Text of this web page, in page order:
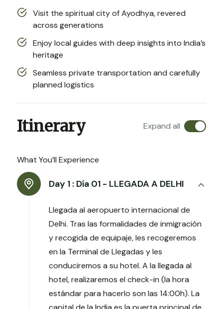
Visit the spiritual city of Ayodhya, revered
across generations
Enjoy local guides with deep insights into India’s
heritage
Seamless private transportation and carefully
planned logistics
Itinerary Expand all
What You’ll Experience
Day 1 : Día 01 - LLEGADA A DELHI
Llegada al aeropuerto internacional de
Delhi. Tras las formalidades de inmigración
y recogida de equipaje, les recogeremos
en la Terminal de Llegadas y les
conduciremos a su hotel. A la llegada al
hotel, realizaremos el check-in (la hora
estándar para hacerlo son las 14:00h). La